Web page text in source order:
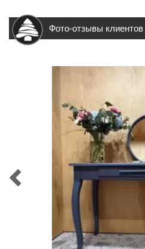
Фото-отзывы клиентов